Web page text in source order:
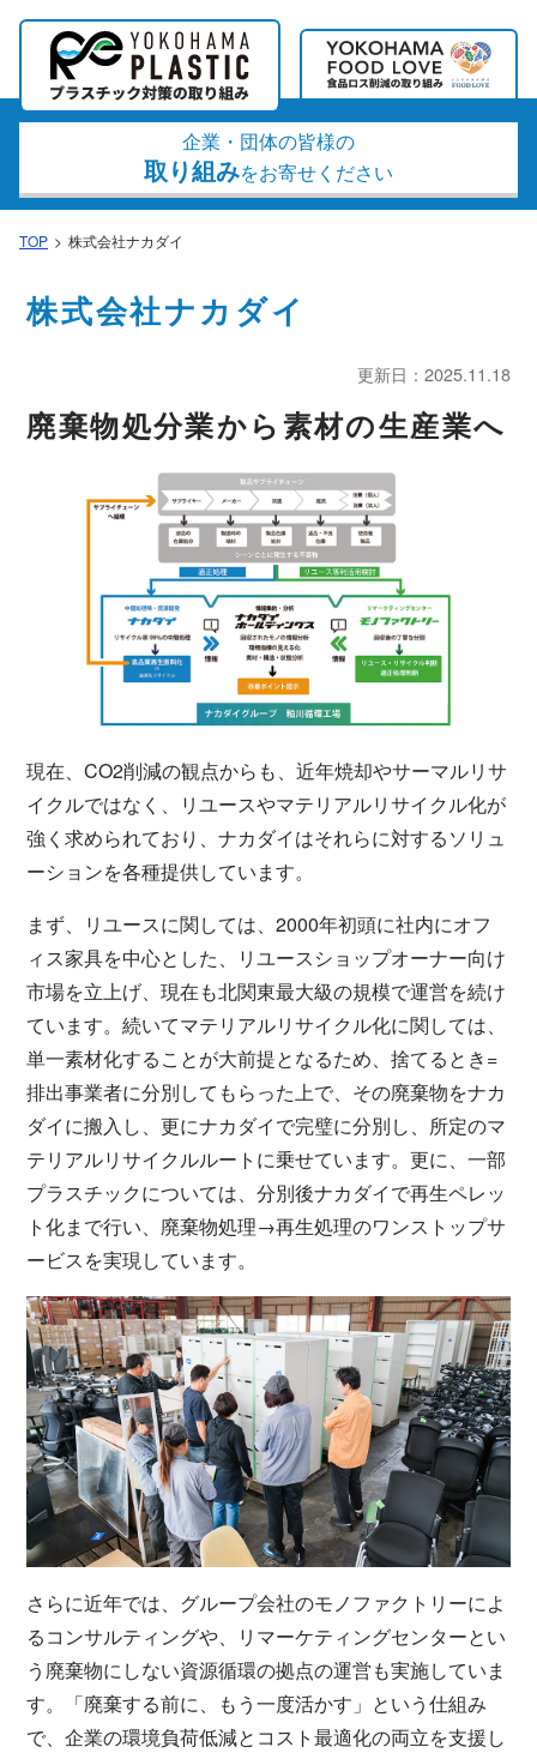
企業・団体の皆様の
取り組みをお寄せください
TOP 株式会社ナカダイ
株式会社ナカダイ
更新日：2025.11.18
廃棄物処分業から素材の生産業へ
現在、CO2削減の観点からも、近年焼却やサーマルリサ
イクルではなく、リユースやマテリアルリサイクル化が
強く求められており、ナカダイはそれらに対するソリュ
ーションを各種提供しています。
まず、リユースに関しては、2000年初頭に社内にオフ
ィス家具を中心とした、リユースショップオーナー向け
市場を立上げ、現在も北関東最大級の規模で運営を続け
ています。続いてマテリアルリサイクル化に関しては、
単一素材化することが大前提となるため、捨てるとき=
排出事業者に分別してもらった上で、その廃棄物をナカ
ダイに搬入し、更にナカダイで完璧に分別し、所定のマ
テリアルリサイクルルートに乗せています。更に、一部
プラスチックについては、分別後ナカダイで再生ペレッ
ト化まで行い、廃棄物処理→再生処理のワンストップサ
ービスを実現しています。
さらに近年では、グループ会社のモノファクトリーによ
るコンサルティングや、リマーケティングセンターとい
う廃棄物にしない資源循環の拠点の運営も実施していま
す。「廃棄する前に、もう一度活かす」という仕組み
で、企業の環境負荷低減とコスト最適化の両立を支援し